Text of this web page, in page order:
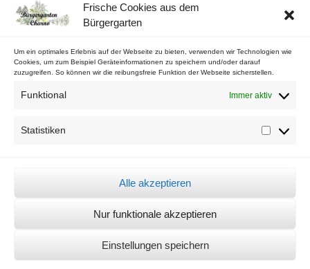
Frische Cookies aus dem
Bürgergarten
Um ein optimales Erlebnis auf der Webseite zu bieten, verwenden wir Technologien wie
Cookies, um zum Beispiel Geräteinformationen zu speichern und/oder darauf
zuzugreifen. So können wir die reibungsfreie Funktion der Webseite sicherstellen.
Funktional Immer aktiv
Statistiken
Alle akzeptieren
Nur funktionale akzeptieren
Einstellungen speichern
Zuletzt veröffentlicht
Buschfunk-Rezensionen: Gartenkrimis von Maren Gießwald
Buschfunk-Rezensionen: Schrebergartenkrimis von Mona Nikolay
Tschaabgsi-Körbchen
© Bürgergarten Charlottenburg Nord 2026 -
Sämtliche Bilder auf dieser
Seite dürfen unter der Quellenangabe "© Bürgergarten Charno"